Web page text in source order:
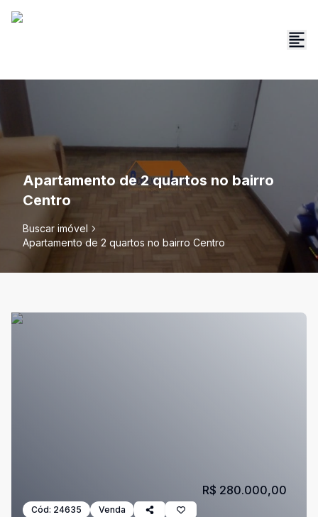
Apartamento de 2 quartos no bairro
Centro
Buscar imóvel
Apartamento de 2 quartos no bairro Centro
Cód: 24635 Venda
R$ 280.000,00